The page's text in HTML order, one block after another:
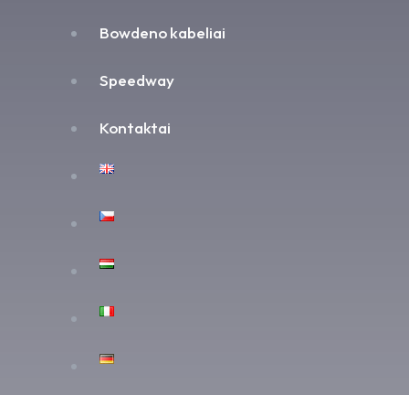
Bowdeno kabeliai
Speedway
Kontaktai